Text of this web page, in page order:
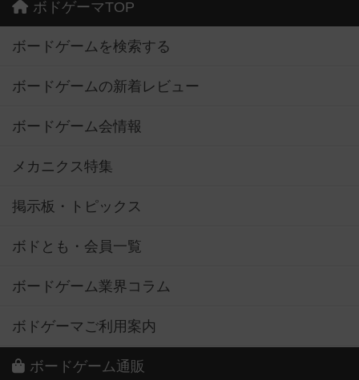
ボドゲーマTOP
ボードゲームを検索する
ボードゲームの新着レビュー
ボードゲーム会情報
メカニクス特集
掲示板・トピックス
ボドとも・会員一覧
ボードゲーム業界コラム
ボドゲーマご利用案内
ボードゲーム通販